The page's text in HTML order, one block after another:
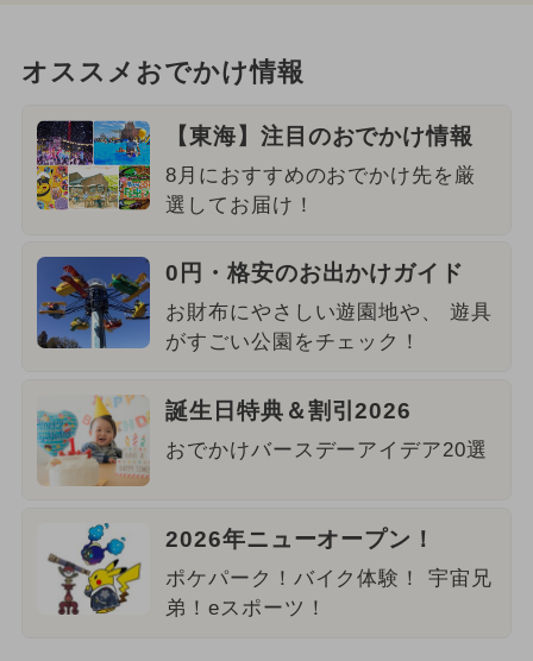
オススメおでかけ情報
【東海】注目のおでかけ情報
8月におすすめのおでかけ先を厳
選してお届け！
0円・格安のお出かけガイド
お財布にやさしい遊園地や、 遊具
がすごい公園をチェック！
誕生日特典＆割引2026
おでかけバースデーアイデア20選
2026年ニューオープン！
ポケパーク！バイク体験！ 宇宙兄
弟！eスポーツ！